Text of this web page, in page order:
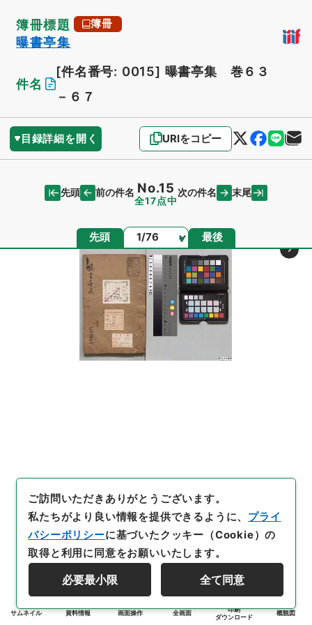
簿冊標題 簿冊
曝書亭集
件名
[件名番号: 0015] 曝書亭集 巻６３
－６７
目録詳細を開く URIをコピー
先頭 前の件名 No.15
全17点中
次の件名 末尾
先頭 ページ 最後
サムネイル 資料情報 画面操作 全画面
印刷
ダウンロード
概観図
ご訪問いただきありがとうございます。
私たちがより良い情報を提供できるように、 プライ
バシーポリシーに基づいたクッキー（Cookie）の
取得と利用に同意をお願いいたします。
必要最小限 全て同意